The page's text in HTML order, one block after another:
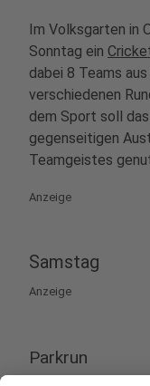
Im Volksgarten in
Sonntag ein
dabei 8 Teams
verschiedenen
dem Sport soll
gegenseitigen
Teamgeistes
Anzeige
Samstag
Anzeige
Parkrun